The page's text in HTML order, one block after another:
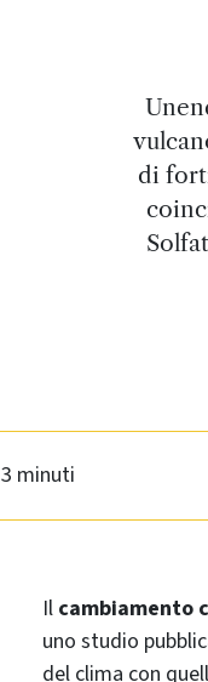
di
3 minuti
Il cambiamento
uno studio
del clima con